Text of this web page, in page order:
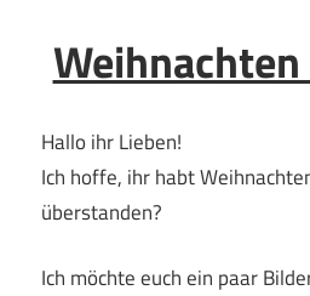
Hallo ihr Lieben!
Ich hoffe, ihr habt
überstanden?
Ich möchte euch ein paar